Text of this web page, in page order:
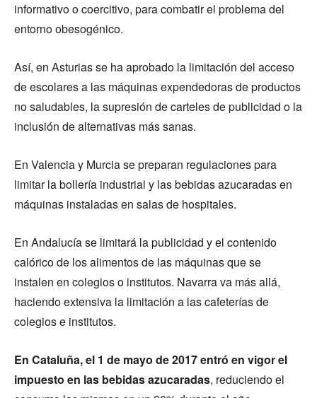
informativo o coercitivo, para combatir el problema del
entorno obesogénico.
Así, en Asturias se ha aprobado la limitación del acceso
de escolares a las máquinas expendedoras de productos
no saludables, la supresión de carteles de publicidad o la
inclusión de alternativas más sanas.
En Valencia y Murcia se preparan regulaciones para
limitar la bollería industrial y las bebidas azucaradas en
máquinas instaladas en salas de hospitales.
En Andalucía se limitará la publicidad y el contenido
calórico de los alimentos de las máquinas que se
instalen en colegios o institutos. Navarra va más allá,
haciendo extensiva la limitación a las cafeterías de
colegios e institutos.
En Cataluña, el 1 de mayo de 2017 entró en vigor el
impuesto en las bebidas azucaradas, reduciendo el